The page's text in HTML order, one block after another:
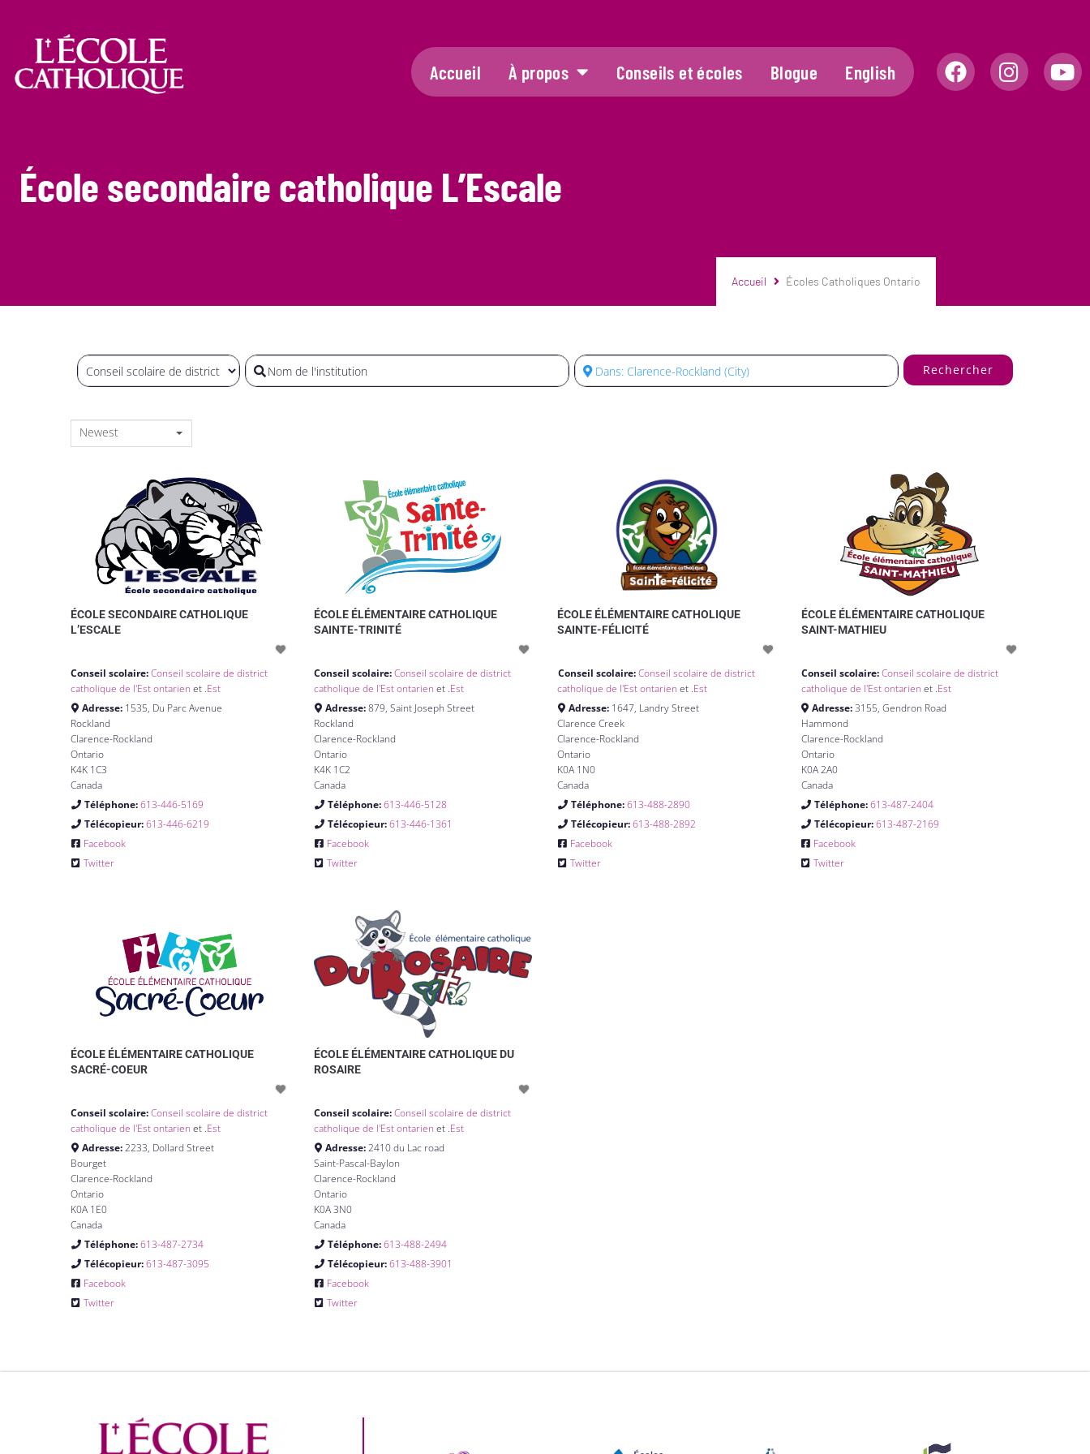
Accueil À propos Conseils et écoles Blogue English
École secondaire catholique L’Escale
Accueil Écoles Catholiques Ontario
Rechercher
Newest
ÉCOLE SECONDAIRE CATHOLIQUE
L’ESCALE
Conseil scolaire:Conseil scolaire de district
catholique de l'Est ontarien et .Est
Adresse: 1535, Du Parc Avenue
Rockland
Clarence-Rockland
Ontario
K4K 1C3
Canada
Téléphone:613-446-5169
Télécopieur:613-446-6219
Facebook
Twitter
ÉCOLE ÉLÉMENTAIRE CATHOLIQUE
SAINTE-TRINITÉ
Conseil scolaire:Conseil scolaire de district
catholique de l'Est ontarien et .Est
Adresse:879, Saint Joseph Street
Rockland
Clarence-Rockland
Ontario
K4K 1C2
Canada
Téléphone:613-446-5128
Télécopieur:613-446-1361
Facebook
Twitter
ÉCOLE ÉLÉMENTAIRE CATHOLIQUE
SAINTE-FÉLICITÉ
Conseil scolaire:Conseil scolaire de district
catholique de l'Est ontarien et .Est
Adresse: 1647, Landry Street
Clarence Creek
Clarence-Rockland
Ontario
K0A 1N0
Canada
Téléphone:613-488-2890
Télécopieur:613-488-2892
Facebook
Twitter
ÉCOLE ÉLÉMENTAIRE CATHOLIQUE
SAINT-MATHIEU
Conseil scolaire:Conseil scolaire de district
catholique de l'Est ontarien et .Est
Adresse:3155, Gendron Road
Hammond
Clarence-Rockland
Ontario
K0A 2A0
Canada
Téléphone:613-487-2404
Télécopieur:613-487-2169
Facebook
Twitter
ÉCOLE ÉLÉMENTAIRE CATHOLIQUE
SACRÉ-COEUR
Conseil scolaire:Conseil scolaire de district
catholique de l'Est ontarien et .Est
Adresse:2233, Dollard Street
Bourget
Clarence-Rockland
Ontario
K0A 1E0
Canada
Téléphone:613-487-2734
Télécopieur:613-487-3095
Facebook
Twitter
ÉCOLE ÉLÉMENTAIRE CATHOLIQUE DU
ROSAIRE
Conseil scolaire:Conseil scolaire de district
catholique de l'Est ontarien et .Est
Adresse:2410 du Lac road
Saint-Pascal-Baylon
Clarence-Rockland
Ontario
K0A 3N0
Canada
Téléphone:613-488-2494
Télécopieur:613-488-3901
Facebook
Twitter